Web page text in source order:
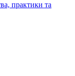
практики та